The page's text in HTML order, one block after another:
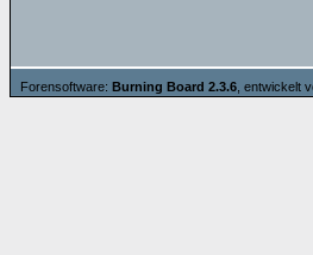
Forensoftware: Burning Board 2.3.6 , entwickelt